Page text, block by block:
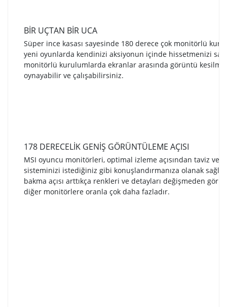
BİR UÇTAN BİR UCA
Süper ince kasası sayesinde 180 derece çok monitörlü
yeni oyunlarda kendinizi aksiyonun içinde hissetmenizi
monitörlü kurulumlarda ekranlar arasında görüntü
oynayabilir ve çalışabilirsiniz.
178 DERECELİK GENİŞ GÖRÜNTÜLEME AÇISI
MSI oyuncu monitörleri, optimal izleme açısından taviz
sisteminizi istediğiniz gibi konuşlandırmanıza olanak
bakma açısı arttıkça renkleri ve detayları değişmeden
diğer monitörlere oranla çok daha fazladır.